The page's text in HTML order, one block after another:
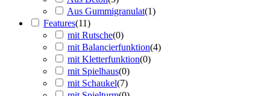
Aus Gummigranulat(1)
Features(11)
mit Rutsche(0)
mit Balancierfunktion(4)
mit Kletterfunktion(0)
mit Spielhaus(0)
mit Schaukel(7)